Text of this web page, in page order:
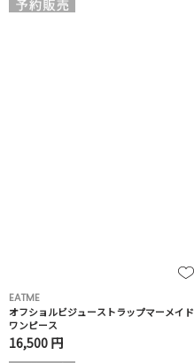
EATME
オフショルビジューストラップマーメイド
ワンピース
16,500 円